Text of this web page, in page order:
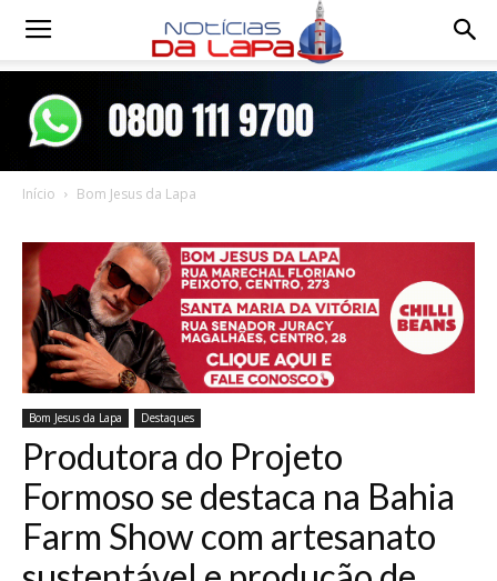
Notícias
Início Bom Jesus da Lapa
Bom Jesus da Lapa Destaques
Produtora do Projeto
Formoso se destaca na Bahia
Farm Show com artesanato